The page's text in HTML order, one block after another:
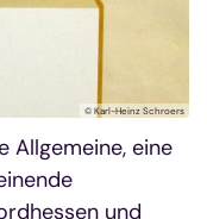
© Karl-Heinz Schroers
Allgemeine, eine
und